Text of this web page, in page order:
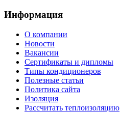
Информация
О компании
Новости
Вакансии
Сертификаты и дипломы
Типы кондиционеров
Полезные статьи
Политика сайта
Изоляция
Рассчитать теплоизоляцию